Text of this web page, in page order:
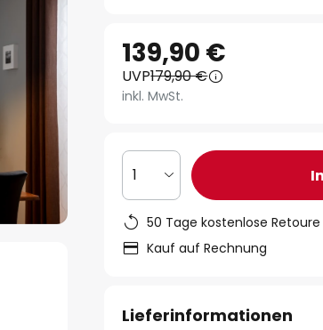
139,90 €
UVP179,90 €
inkl. MwSt.
1
50 Tage kostenlose Retoure
Kauf auf Rechnung
Lieferinformationen